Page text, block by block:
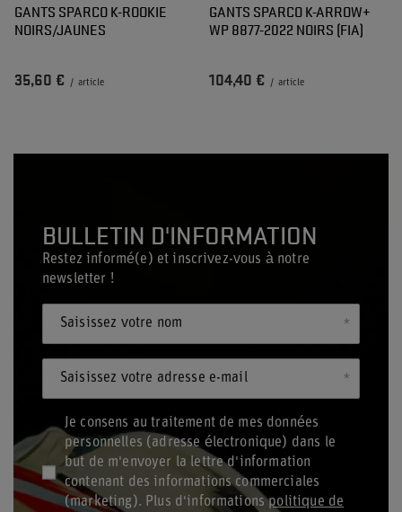
GANTS SPARCO K-ROOKIE
NOIRS/JAUNES
35,60 € / article
GANTS SPARCO K-ARROW+
WP 8877-2022 NOIRS (FIA)
104,40 € / article
BULLETIN D'INFORMATION
Restez informé(e) et inscrivez-vous à notre
newsletter !
Saisissez votre nom
Saisissez votre adresse e-mail
Je consens au traitement de mes données
personnelles (adresse électronique) dans le
but de m'envoyer la lettre d'information
contenant des informations commerciales
(marketing). Plus d'informationspolitique de